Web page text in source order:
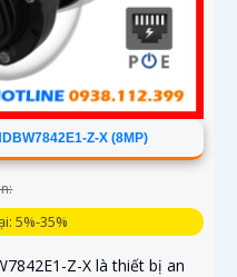
Z-X (8MP)
5%-35%
Z-X là thiết bị an